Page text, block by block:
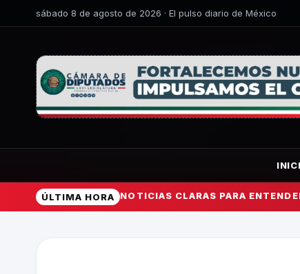
sábado 8 de agosto de 2026 · El pulso diario de México
ÚLTIMA HORA NOTICIAS CLARAS PARA